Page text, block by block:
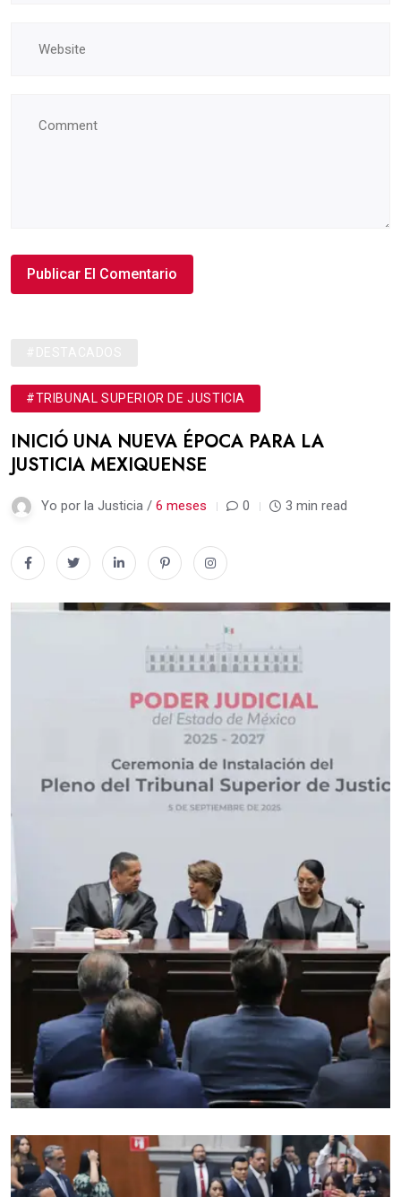
#TRIBUNAL SUPERIOR DE JUSTICIA
INICIÓ UNA NUEVA ÉPOCA PARA LA
JUSTICIA MEXIQUENSE
Yo por la Justicia / 6 meses 0 3 min read